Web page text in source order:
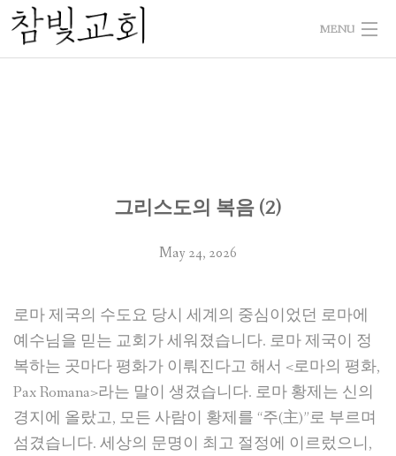
Skip
MENU
PHOTO 사진으로본참빛
그리스도의 복음 (2)
May 24, 2026
로마 제국의 수도요 당시 세계의 중심이었던 로마에
예수님을 믿는 교회가 세워졌습니다. 로마 제국이 정
복하는 곳마다 평화가 이뤄진다고 해서 <로마의 평화,
Pax Romana>라는 말이 생겼습니다. 로마 황제는 신의
경지에 올랐고, 모든 사람이 황제를 “주(主)”로 부르며
섬겼습니다. 세상의 문명이 최고 절정에 이르렀으니,